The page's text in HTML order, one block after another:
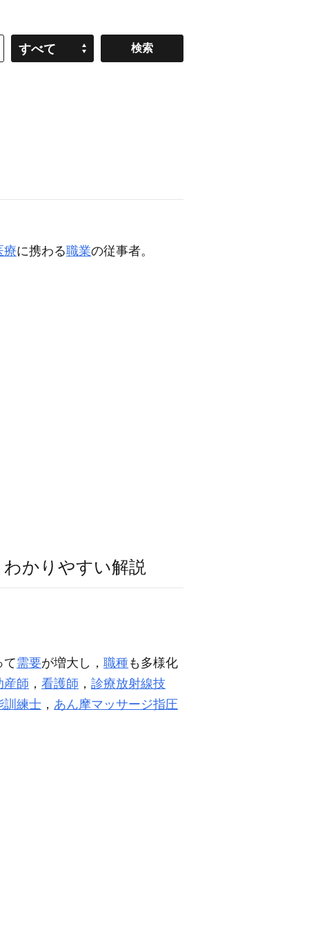
すべて
療に携わる職業の従事者。
かりやすい解説
て需要が増大し， 職種も多様化
産師 ， 看護師 ， 診療放射線技
訓練士 ， あん摩マッサージ指圧